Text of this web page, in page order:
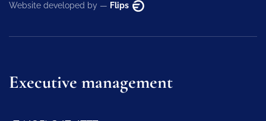
Website developed by — Flips
Executive management